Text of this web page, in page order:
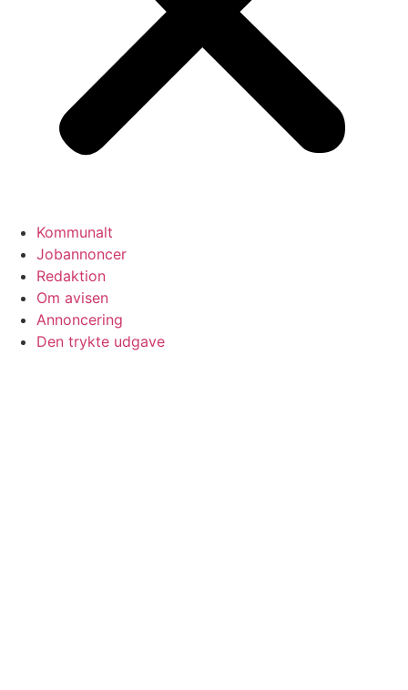
Kommunalt
Jobannoncer
Redaktion
Om avisen
Annoncering
Den trykte udgave